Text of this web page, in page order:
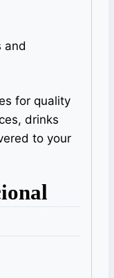
and
for quality
drinks
to your